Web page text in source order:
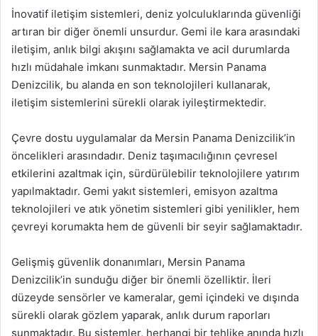
İnovatif iletişim sistemleri, deniz yolculuklarında güvenliği
artıran bir diğer önemli unsurdur. Gemi ile kara arasındaki
iletişim, anlık bilgi akışını sağlamakta ve acil durumlarda
hızlı müdahale imkanı sunmaktadır. Mersin Panama
Denizcilik, bu alanda en son teknolojileri kullanarak,
iletişim sistemlerini sürekli olarak iyileştirmektedir.
Çevre dostu uygulamalar da Mersin Panama Denizcilik’in
öncelikleri arasındadır. Deniz taşımacılığının çevresel
etkilerini azaltmak için, sürdürülebilir teknolojilere yatırım
yapılmaktadır. Gemi yakıt sistemleri, emisyon azaltma
teknolojileri ve atık yönetim sistemleri gibi yenilikler, hem
çevreyi korumakta hem de güvenli bir seyir sağlamaktadır.
Gelişmiş güvenlik donanımları, Mersin Panama
Denizcilik’in sunduğu diğer bir önemli özelliktir. İleri
düzeyde sensörler ve kameralar, gemi içindeki ve dışında
sürekli olarak gözlem yaparak, anlık durum raporları
sunmaktadır. Bu sistemler, herhangi bir tehlike anında hızlı